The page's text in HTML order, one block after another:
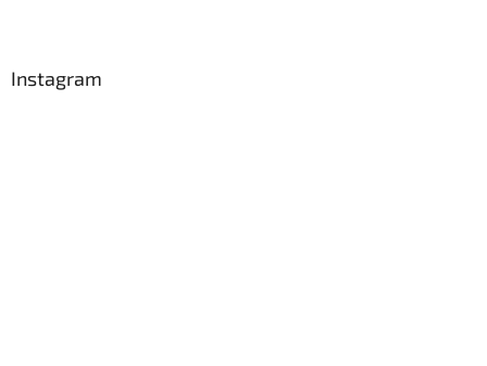
Instagram